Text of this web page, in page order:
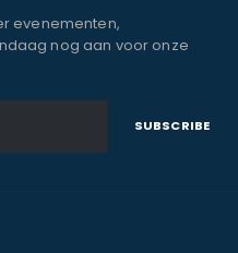
evenementen,
nog aan voor onze